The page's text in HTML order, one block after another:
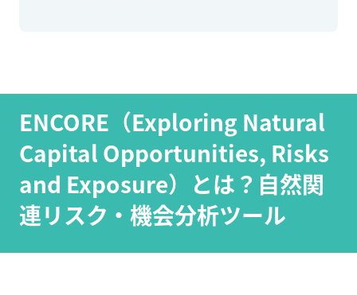
ENCORE（Exploring Natural
Capital Opportunities, Risks
and Exposure）とは？自然関
連リスク・機会分析ツール